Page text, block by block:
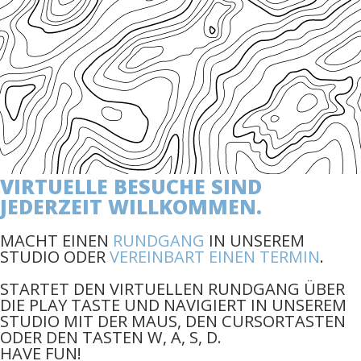
VIRTUELLE BESUCHE SIND
JEDERZEIT WILLKOMMEN.
MACHT EINEN RUNDGANG IN UNSEREM
STUDIO ODERVEREINBART EINEN TERMIN.
STARTET DEN VIRTUELLEN RUNDGANG ÜBER
DIE PLAY TASTE UND NAVIGIERT IN UNSEREM
STUDIO MIT DER MAUS, DEN CURSORTASTEN
ODER DEN TASTEN W, A, S, D.
HAVE FUN!